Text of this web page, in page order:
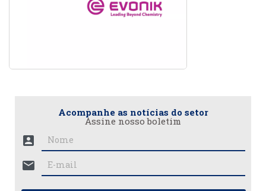
Acompanhe as notícias do setor
Assine nosso boletim
account_box
mail